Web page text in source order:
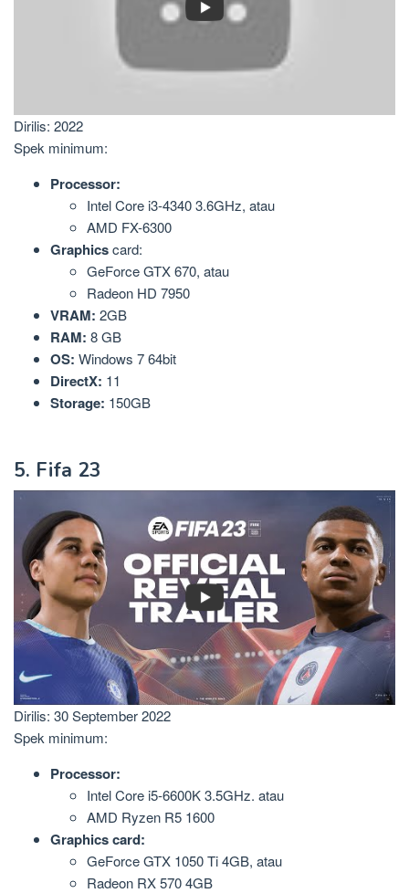
Dirilis: 2022
Spek minimum:
Processor:
Intel Core i3-4340 3.6GHz, atau
AMD FX-6300
Graphicscard:
GeForce GTX 670, atau
Radeon HD 7950
VRAM: 2GB
RAM: 8 GB
OS: Windows 7 64bit
DirectX: 11
Storage: 150GB
5. Fifa 23
Dirilis: 30 September 2022
Spek minimum:
Processor:
Intel Core i5-6600K 3.5GHz. atau
AMD Ryzen R5 1600
Graphics card:
GeForce GTX 1050 Ti 4GB, atau
Radeon RX 570 4GB